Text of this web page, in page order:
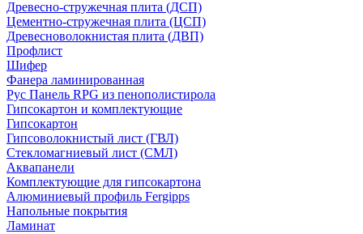
Древесно-стружечная плита (ДСП)
Цементно-стружечная плита (ЦСП)
Древесноволокнистая плита (ДВП)
Профлист
Шифер
Фанера ламинированная
Рус Панель RPG из пенополистирола
Гипсокартон и комплектующие
Гипсокартон
Гипсоволокнистый лист (ГВЛ)
Стекломагниевый лист (СМЛ)
Аквапанели
Комплектующие для гипсокартона
Алюминиевый профиль Fergipps
Напольные покрытия
Ламинат